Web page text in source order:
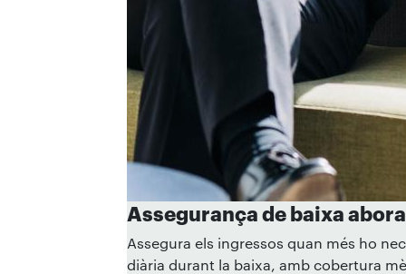
Assegurança de baixa
Assegura els ingressos quan més ho
diària durant la baixa, amb cobertura